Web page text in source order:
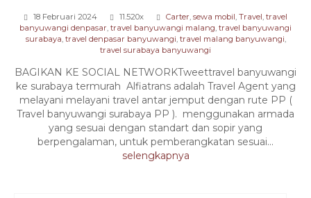
18 Februari 2024 11.520x Carter, sewa mobil, Travel, travel
banyuwangi denpasar, travel banyuwangi malang, travel banyuwangi
surabaya, travel denpasar banyuwangi, travel malang banyuwangi,
travel surabaya banyuwangi
BAGIKAN KE SOCIAL NETWORKTweettravel banyuwangi
ke surabaya termurah Alfiatrans adalah Travel Agent yang
melayani melayani travel antar jemput dengan rute PP (
Travel banyuwangi surabaya PP ). menggunakan armada
yang sesuai dengan standart dan sopir yang
berpengalaman, untuk pemberangkatan sesuai...
selengkapnya